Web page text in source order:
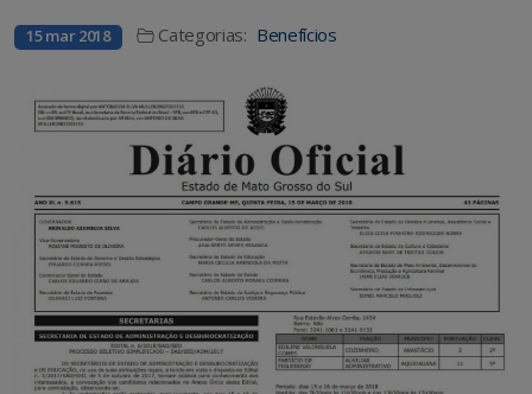
15 mar 2018 Categorias: Benefícios